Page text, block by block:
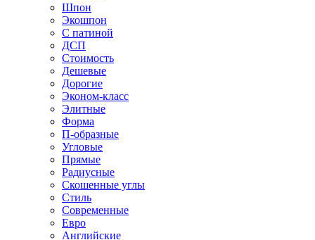
Шпон
Экошпон
С патиной
ДСП
Стоимость
Дешевые
Дорогие
Эконом-класс
Элитные
Форма
П-образные
Угловые
Прямые
Радиусные
Скошенные углы
Стиль
Современные
Евро
Английские